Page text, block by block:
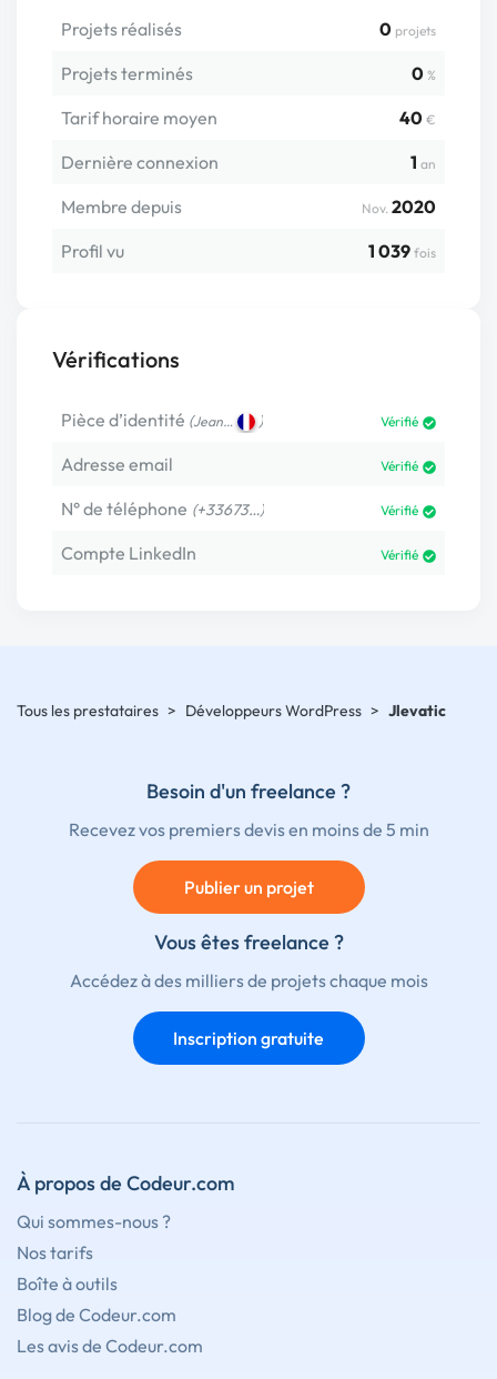
Projets réalisés 0 projets
Projets terminés 0 %
Tarif horaire moyen 40 €
Dernière connexion 1 an
Membre depuis Nov. 2020
Profil vu
1 039 fois
Vérifications
Pièce d’identité (Jean… ) Vérifié
Adresse email Vérifié
N° de téléphone (+33673…) Vérifié
Compte LinkedIn Vérifié
Tous les prestataires > Développeurs WordPress > Jlevatic
Besoin d'un freelance ?
Recevez vos premiers devis en moins de 5 min
Publier un projet
Vous êtes freelance ?
Accédez à des milliers de projets chaque mois
Inscription gratuite
À propos de Codeur.com
Qui sommes-nous ?
Nos tarifs
Boîte à outils
Blog de Codeur.com
Les avis de Codeur.com